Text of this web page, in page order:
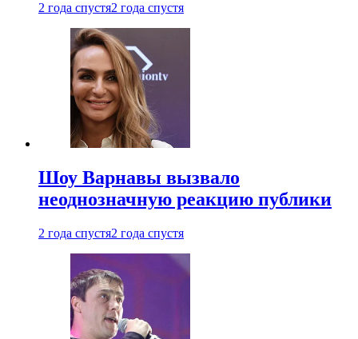
2 года спустя2 года спустя
Шоу Варнавы вызвало
неоднозначную реакцию публики
2 года спустя2 года спустя